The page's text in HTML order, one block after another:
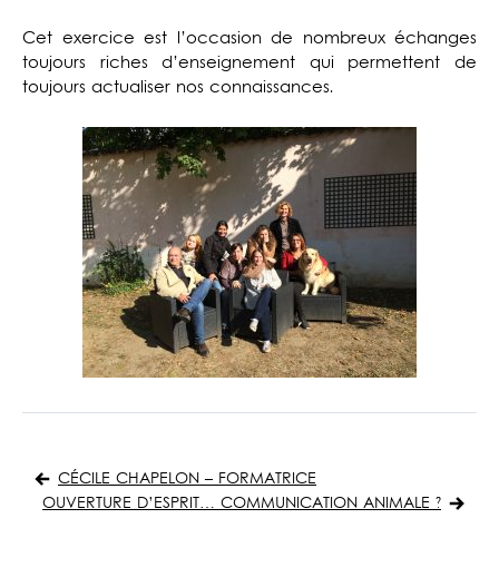
Cet exercice est l’occasion de nombreux échanges
toujours riches d’enseignement qui permettent de
toujours actualiser nos connaissances.
de
l’article
CÉCILE CHAPELON – FORMATRICE
OUVERTURE D’ESPRIT… COMMUNICATION ANIMALE ?